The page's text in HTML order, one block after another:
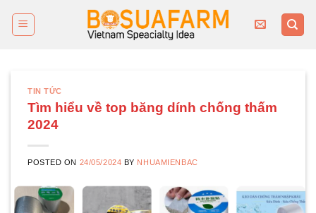
TIN TỨC
Tìm hiểu về top băng dính chống thấm
2024
POSTED ON 24/05/2024 BY NHUAMIENBAC